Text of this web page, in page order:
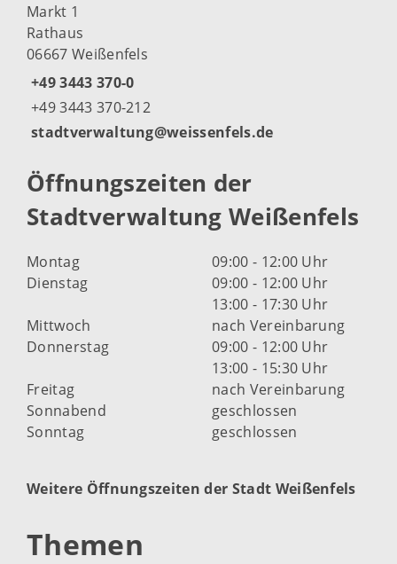
Markt 1
Rathaus
06667 Weißenfels
+49 3443 370-0
+49 3443 370-212
stadtverwaltung@weissenfels.de
Öffnungszeiten der
Stadtverwaltung Weißenfels
Montag
09:00 - 12:00 Uhr
Dienstag
09:00 - 12:00 Uhr
13:00 - 17:30 Uhr
Mittwoch
nach Vereinbarung
Donnerstag
09:00 - 12:00 Uhr
13:00 - 15:30 Uhr
Freitag
nach Vereinbarung
Sonnabend
geschlossen
Sonntag
geschlossen
Weitere Öffnungszeiten der Stadt Weißenfels
Themen